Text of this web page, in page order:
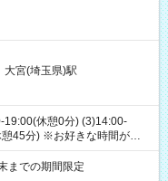
大宮(埼玉県)駅
休憩0分) (3)14:00-
45分) ※お好きな時間が選べ
までの期間限定